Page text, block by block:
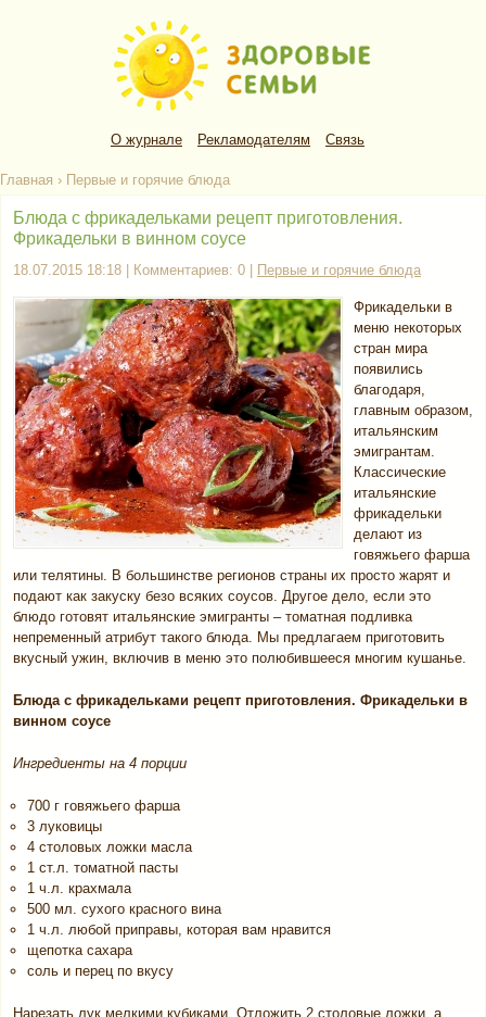
О журнале Рекламодателям Связь
Главная › Первые и горячие блюда
Блюда с фрикадельками рецепт приготовления.
Фрикадельки в винном соусе
18.07.2015 18:18 | Комментариев: 0 | Первые и горячие блюда
Фрикадельки в
меню некоторых
стран мира
появились
благодаря,
главным образом,
итальянским
эмигрантам.
Классические
итальянские
фрикадельки
делают из
говяжьего фарша
или телятины. В большинстве регионов страны их просто жарят и
подают как закуску безо всяких соусов. Другое дело, если это
блюдо готовят итальянские эмигранты – томатная подливка
непременный атрибут такого блюда. Мы предлагаем приготовить
вкусный ужин, включив в меню это полюбившееся многим кушанье.
Блюда с фрикадельками рецепт приготовления. Фрикадельки в
винном соусе
Ингредиенты на 4 порции
700 г говяжьего фарша
3 луковицы
4 столовых ложки масла
1 ст.л. томатной пасты
1 ч.л. крахмала
500 мл. сухого красного вина
1 ч.л. любой приправы, которая вам нравится
щепотка сахара
соль и перец по вкусу
Нарезать лук мелкими кубиками. Отложить 2 столовые ложки, а